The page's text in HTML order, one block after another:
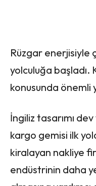
Rüzgar enerjisiyle
yolculuğa başladı.
konusunda önemli
İngiliz tasarımı
kargo gemisi ilk
kiralayan nakliye
endüstrinin daha